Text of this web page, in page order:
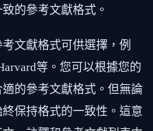
的參考文獻格式。
文獻格式可供選擇，例
等。您可以根據您的
的參考文獻格式。但無論
保持格式的一致性。這意